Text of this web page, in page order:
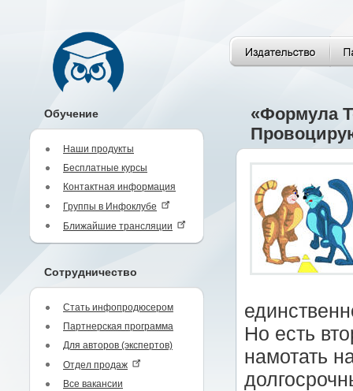
Обучение
Наши продукты
Бесплатные курсы
Контактная информация
Группы в Инфоклубе
Ближайшие трансляции
Сотрудничество
Стать инфопродюсером
Партнерская программа
Для авторов (экспертов)
Отдел продаж
Все вакансии
«Формула
Но есть
намотать